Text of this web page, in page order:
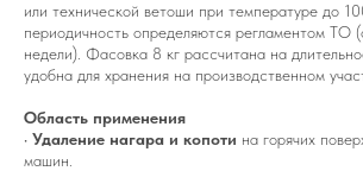
или технической ветоши при температуре до
периодичность определяются регламентом ТО
недели). Фасовка 8 кг рассчитана на
удобна для хранения на производственном
Область применения
• Удаление нагара и копоти на горячих
машин.